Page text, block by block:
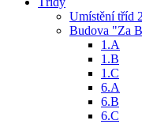
Umístění tříd
Budova "Za
1.A
1.B
1.C
6.A
6.B
6.C